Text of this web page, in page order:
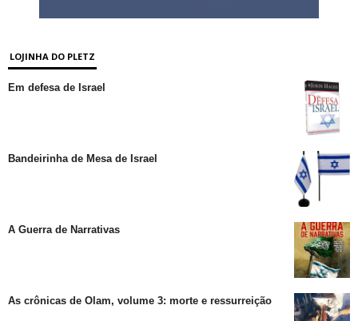
LOJINHA DO PLETZ
Em defesa de Israel
Bandeirinha de Mesa de Israel
A Guerra de Narrativas
As crônicas de Olam, volume 3: morte e ressurreição